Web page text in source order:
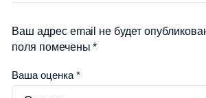
Ваш адрес email не будет
поля помечены*
Ваша оценка *